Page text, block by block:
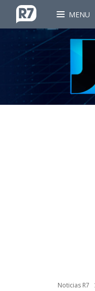
MENU
Noticias R7